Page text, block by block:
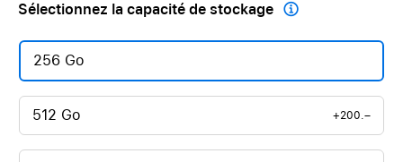
Sélectionnez la capacité de stockage 
256 Go
512 Go +200.–